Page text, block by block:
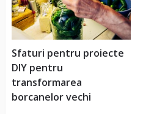
Sfaturi pentru proiecte
DIY pentru
transformarea
borcanelor vechi